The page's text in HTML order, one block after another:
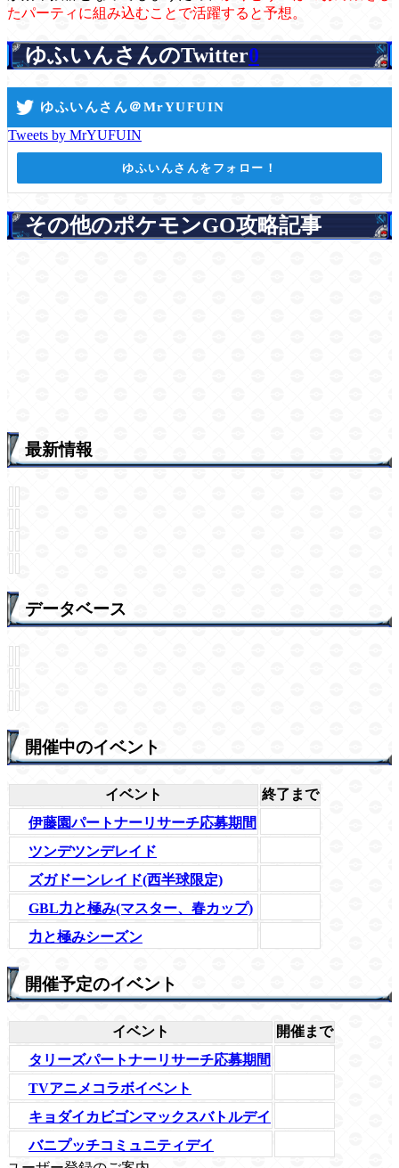
たパーティに組み込むことで活躍すると予想。
ゆふいんさんのTwitter0
ゆふいんさん＠MrYUFUIN
Tweets by MrYUFUIN
ゆふいんさんをフォロー！
その他のポケモンGO攻略記事
最新情報
データベース
開催中のイベント
イベント
終了まで
伊藤園パートナーリサーチ応募期間
ツンデツンデレイド
ズガドーンレイド(西半球限定)
GBL力と極み(マスター、春カップ)
力と極みシーズン
開催予定のイベント
イベント
開催まで
タリーズパートナーリサーチ応募期間
TVアニメコラボイベント
キョダイカビゴンマックスバトルデイ
バニプッチコミュニティデイ